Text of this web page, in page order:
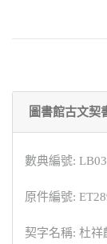
圖書館古文契
數典編號:
原件編號:
契字名稱: 杜祥